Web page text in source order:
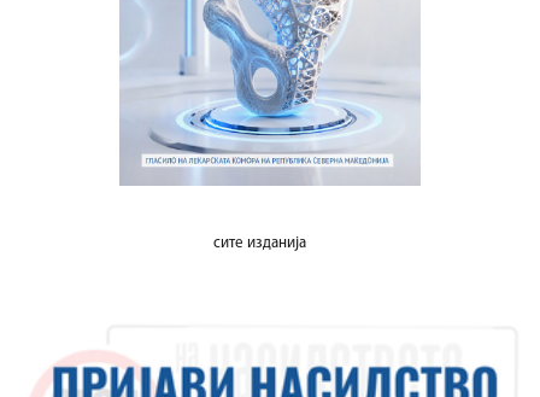
сите изданија